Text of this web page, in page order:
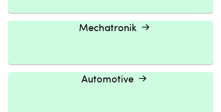
Mechatronik
Automotive